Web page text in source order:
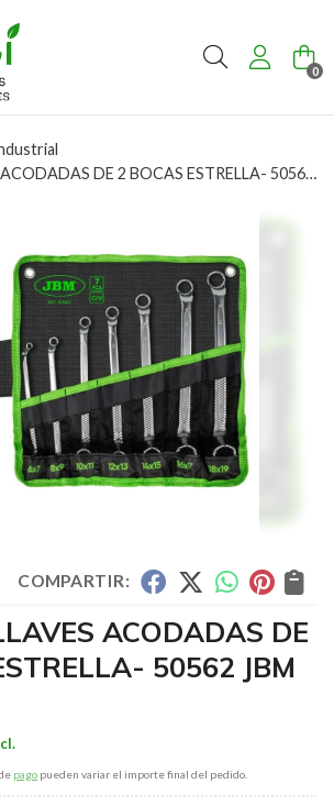
Buscar 0
SET DE 7 LLAVES ACODADAS DE 2 BOCAS ESTRELLA- 50562 JBM
COMPARTIR:
ACODADAS DE
50562 JBM
pago pueden variar el importe final del pedido.